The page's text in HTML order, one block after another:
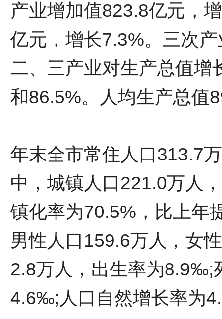
产业增加值823.8亿元，
亿元，增长7.3%。三次
二、三产业对生产总值增
和86.5%。人均生产总值
年末全市常住人口313.7
中，城镇人口221.0万人
镇化率为70.5%，比上年
男性人口159.6万人，女
2.8万人，出生率为8.9‰;
4.6‰;人口自然增长率为